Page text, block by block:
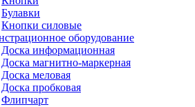
Булавки
Кнопки силовые
оборудование
Доска информационная
Доска магнитно-маркерная
Доска меловая
Доска пробковая
Флипчарт